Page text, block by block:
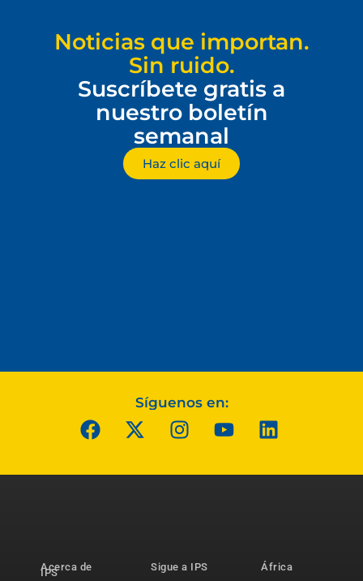
Noticias que importan.
Sin ruido.
Suscríbete gratis a
nuestro boletín
semanal
Haz clic aquí
Síguenos en:
Acerca de
IPS
Sigue a IPS
África